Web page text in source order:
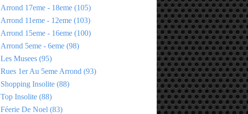
Arrond 17eme - 18eme (105)
Arrond 11eme - 12eme (103)
Arrond 15eme - 16eme (100)
Arrond 5eme - 6eme (98)
Les Musees (95)
Rues 1er Au 5eme Arrond (93)
Shopping Insolite (88)
Top Insolite (88)
Féerie De Noel (83)